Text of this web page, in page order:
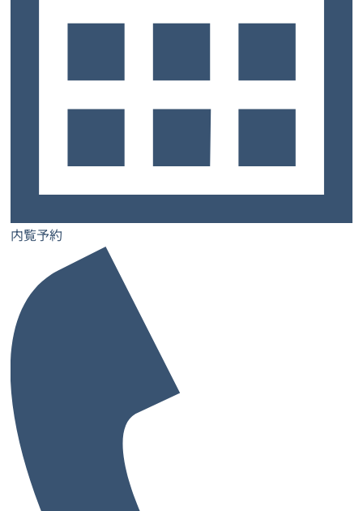
内覧予約
よくあるご質問
レンタルオフィス
レンタルオフィス一覧・検索
閲覧履歴一覧
都道府県から探す
奈良県
大阪府の市から探す
高槻市
東大阪市
藤井寺市